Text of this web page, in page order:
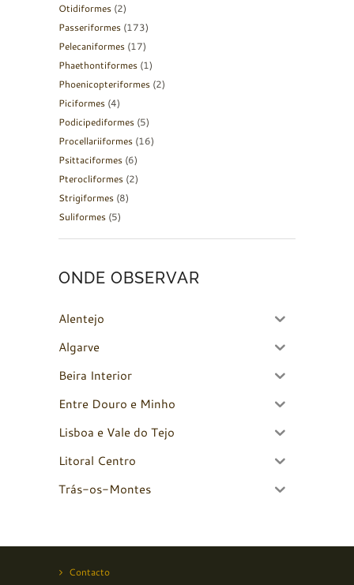
Otidiformes (2)
Passeriformes (173)
Pelecaniformes (17)
Phaethontiformes (1)
Phoenicopteriformes (2)
Piciformes (4)
Podicipediformes (5)
Procellariiformes (16)
Psittaciformes (6)
Pterocliformes (2)
Strigiformes (8)
Suliformes (5)
ONDE OBSERVAR
Alentejo
Algarve
Beira Interior
Entre Douro e Minho
Lisboa e Vale do Tejo
Litoral Centro
Trás-os-Montes
Contacto